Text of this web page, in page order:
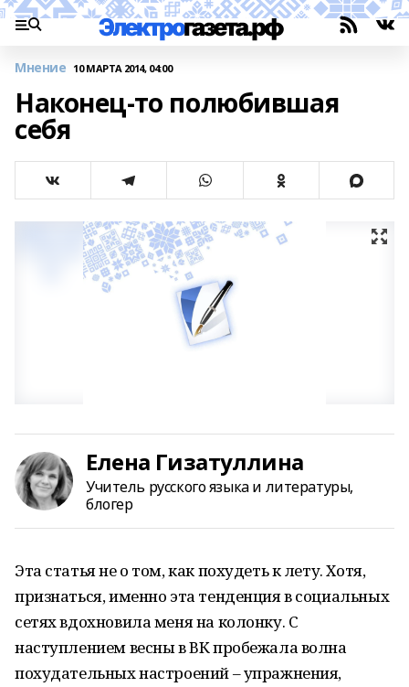
Мнение 10 МАРТА 2014, 04:00
Наконец-то полюбившая
себя
Елена Гизатуллина
Учитель русского языка и литературы,
блогер
Эта статья не о том, как похудеть к лету. Хотя,
признаться, именно эта тенденция в социальных
сетях вдохновила меня на колонку. С
наступлением весны в ВК пробежала волна
похудательных настроений – упражнения,